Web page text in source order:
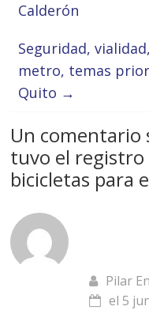
Calderón
Seguridad,
metro, temas
Quito →
Un comentario
tuvo el registro
bicicletas para
Pilar
el 5